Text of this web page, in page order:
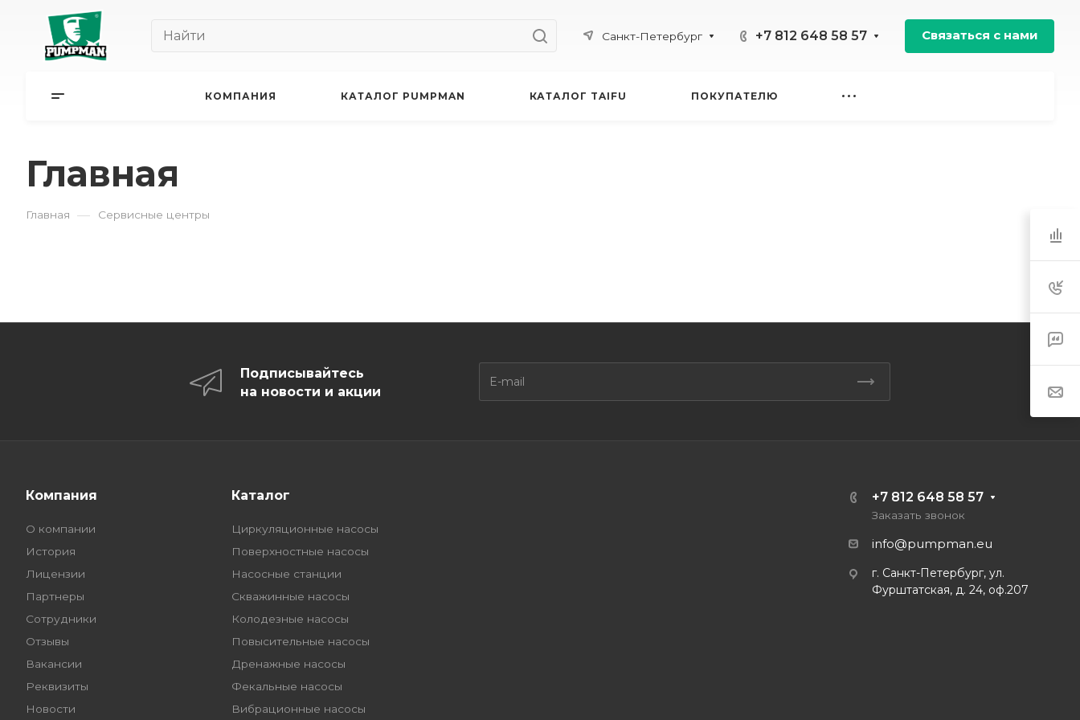
Санкт-Петербург +7 812 648 58 57 Связаться с нами
КОМПАНИЯ КАТАЛОГ PUMPMAN КАТАЛОГ TAIFU ПОКУПАТЕЛЮ
Главная
Главная — Сервисные центры
Подписывайтесь
на новости и акции
Компания
О компании
История
Лицензии
Партнеры
Сотрудники
Отзывы
Вакансии
Реквизиты
Новости
Каталог
Циркуляционные насосы
Поверхностные насосы
Насосные станции
Скважинные насосы
Колодезные насосы
Повысительные насосы
Дренажные насосы
Фекальные насосы
Вибрационные насосы
+7 812 648 58 57
Заказать звонок
info@pumpman.eu
г. Санкт-Петербург, ул.
Фурштатская, д. 24, оф.207